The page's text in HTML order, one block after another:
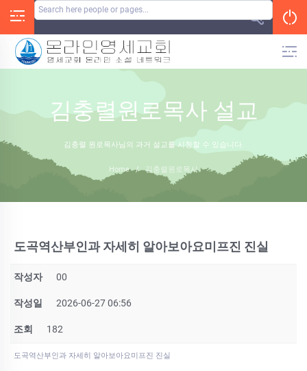
김충렬원로목사 설교
김충렬 원로목사님의 과거 설교를 시청할 수 있습니다.
Home / 김충렬원로목사
도곡역산부인과 자세히 알아보아요미­프진 진실
작성자 00
작성일 2026-06-27 06:56
조회 182
도곡역산부인과 자세히 알아보아요미­프진 진실